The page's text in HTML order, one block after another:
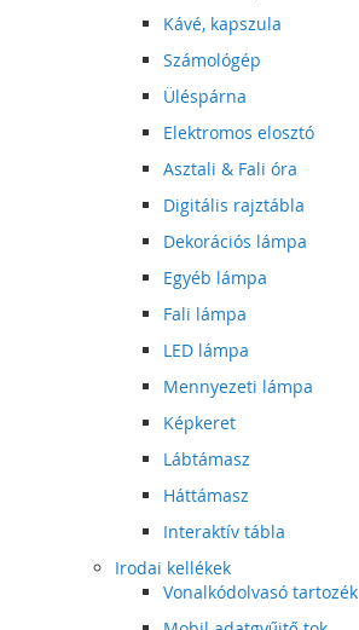
Kávé, kapszula
Számológép
Üléspárna
Elektromos elosztó
Asztali & Fali óra
Digitális rajztábla
Dekorációs lámpa
Egyéb lámpa
Fali lámpa
LED lámpa
Mennyezeti lámpa
Képkeret
Lábtámasz
Háttámasz
Interaktív tábla
Irodai kellékek
Vonalkódolvasó tartozék